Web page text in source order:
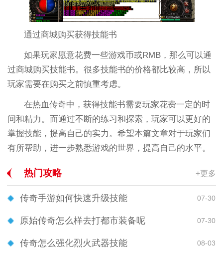
通过商城购买获得技能书
如果玩家愿意花费一些游戏币或RMB，那么可以通
过商城购买技能书。很多技能书的价格都比较高，所以
玩家需要在购买之前慎重考虑。
在热血传奇中，获得技能书需要玩家花费一定的时
间和精力。而通过不断的练习和探索，玩家可以更好的
掌握技能，提高自己的实力。希望本篇文章对于玩家们
有所帮助，进一步熟悉游戏的世界，提高自己的水平。
热门攻略 +更多
传奇手游如何快速升级技能 07-30
原始传奇怎么样去打都市装备呢 07-30
传奇怎么强化烈火武器技能 08-03